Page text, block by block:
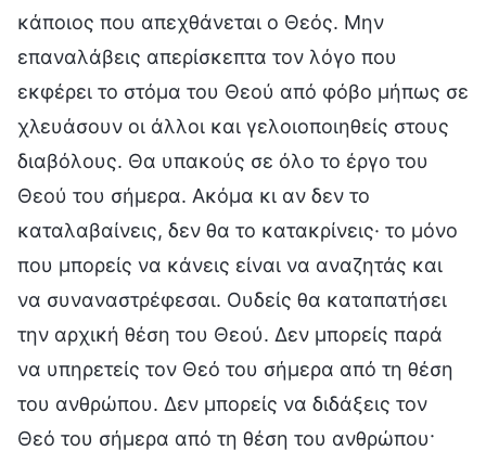
κάποιος που απεχθάνεται ο Θεός. Μην
επαναλάβεις απερίσκεπτα τον λόγο που
εκφέρει το στόμα του Θεού από φόβο μήπως σε
χλευάσουν οι άλλοι και γελοιοποιηθείς στους
διαβόλους. Θα υπακούς σε όλο το έργο του
Θεού του σήμερα. Ακόμα κι αν δεν το
καταλαβαίνεις, δεν θα το κατακρίνεις· το μόνο
που μπορείς να κάνεις είναι να αναζητάς και
να συναναστρέφεσαι. Ουδείς θα καταπατήσει
την αρχική θέση του Θεού. Δεν μπορείς παρά
να υπηρετείς τον Θεό του σήμερα από τη θέση
του ανθρώπου. Δεν μπορείς να διδάξεις τον
Θεό του σήμερα από τη θέση του ανθρώπου·